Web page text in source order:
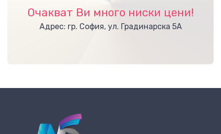
Очакват Ви много ниски цени!
Адрес: гр. София, ул. Градинарска 5А